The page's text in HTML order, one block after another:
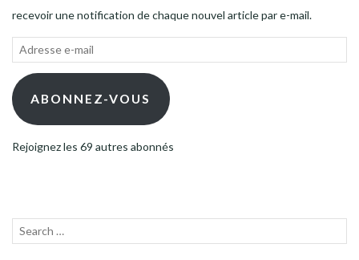
recevoir une notification de chaque nouvel article par e-mail.
Adresse
mail ABONNEZ-VOUS
Rejoignez les 69 autres abonnés
Recherche